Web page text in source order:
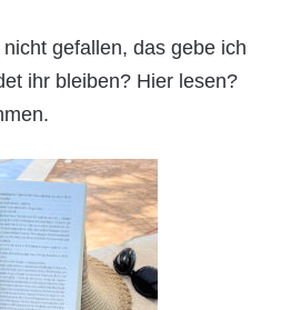
gefallen, das gebe ich
ihr bleiben? Hier lesen?